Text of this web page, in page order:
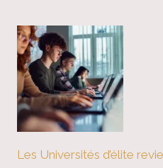
Les Universités d’élite